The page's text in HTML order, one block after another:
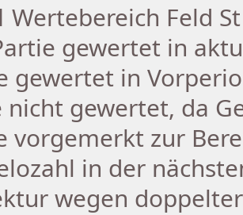
Wertebereich Feld
gewertet in
gewertet in
nicht gewertet, da
vorgemerkt zur
in der
wegen